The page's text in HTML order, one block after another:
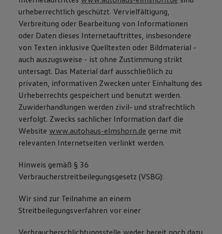
Bulli Magazin
Fahrzeugabholung ab Werk
Uptime
urheberrechtlich geschützt. Vervielfältigung,
Verbreitung oder Bearbeitung von Informationen
oder Daten dieses Internetauftrittes, insbesondere
von Texten inklusive Quelltexten oder Bildmaterial -
auch auszugsweise - ist ohne Zustimmung strikt
untersagt. Das Material darf ausschließlich zu
privaten, informativen Zwecken unter Einhaltung des
Urheberrechts gespeichert und benutzt werden.
Zuwiderhandlungen werden zivil- und strafrechtlich
verfolgt. Zwecks sachlicher Information darf die
Website www.autohaus-elmshorn.de gerne mit
relevanten Internetseiten verlinkt werden.
Hinweis gemäß § 36
Verbraucherstreitbeilegungsgesetz (VSBG):
Wir sind zur Teilnahme an einem
Streitbeilegungsverfahren vor einer
Verbraucherschlichtungsstelle weder bereit noch dazu